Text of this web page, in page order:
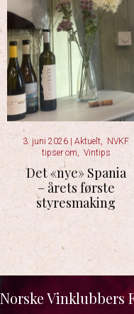
3. juni 2026 Aktuelt, NVKF
tipser om, Vintips
Det «nye» Spania
– årets første
styresmaking
Norske Vinklubbers